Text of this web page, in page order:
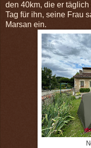
den 40km, die er
Tag für ihn, seine Frau
Marsan ein.